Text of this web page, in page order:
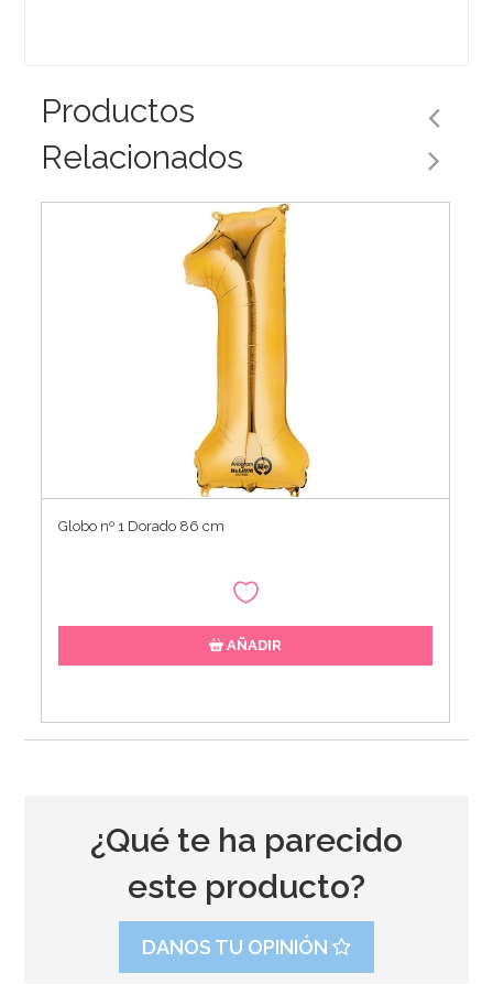
Productos
Relacionados
Globo nº 1 Dorado 86 cm
AÑADIR
¿Qué te ha parecido
este producto?
DANOS TU OPINIÓN